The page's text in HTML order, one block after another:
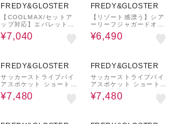
FREDY&GLOSTER
【COOLMAX/セットア
ップ対応】エバレットメ
ッシュオープンカラー半
袖シャツ
¥7,040
FREDY&GLOSTER
【リゾート感漂う】シア
ーリーフジャガードオー
プンカラー
¥6,490
FREDY&GLOSTER
サッカーストライプバイ
アスポケット ショートス
リーブシャツ
¥7,480
FREDY&GLOSTER
サッカーストライプバイ
アスポケット ショートス
リーブシャツ
¥7,480